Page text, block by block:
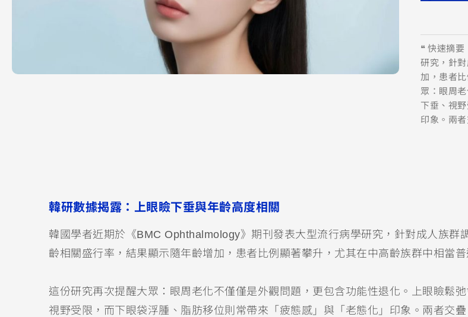
❝ 快速摘
研究，針
加，患者
眾：眼周
下垂、視
印象。兩
韓研數據揭露：上眼瞼下垂與年齡高度相關
韓國學者近期於《BMC Ophthalmology》期刊發表大型流行病學研究，針對成人族群
齡相關盛行率，結果顯示隨年齡增加，患者比例顯著攀升，尤其在中高齡族群中相當普
這份研究再次提醒大眾：眼周老化不僅僅是外觀問題，更包含功能性退化。上眼瞼鬆弛
視野受限，而下眼袋浮腫、脂肪移位則常帶來「疲態感」與「老態化」印象。兩者交